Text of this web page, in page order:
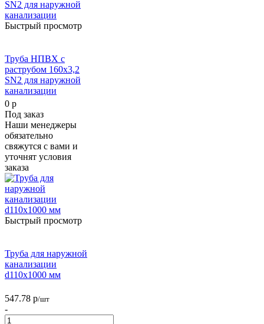
Быстрый просмотр
Труба НПВХ с
раструбом 160х3,2
SN2 для наружной
канализации
0 р
Под заказ
Наши менеджеры
обязательно
свяжутся с вами и
уточнят условия
заказа
Быстрый просмотр
Труба для наружной
канализации
d110х1000 мм
547.78 р/шт
-